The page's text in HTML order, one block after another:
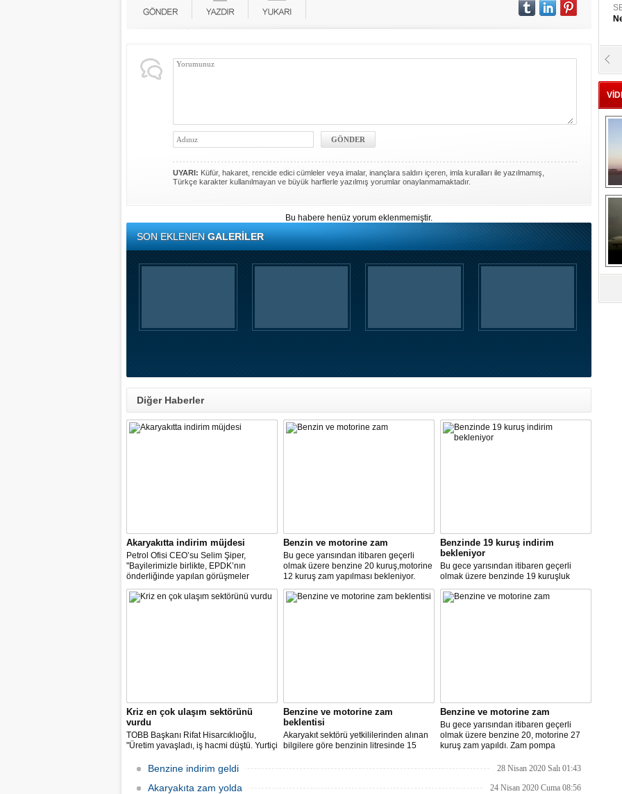
UYARI: Küfür, hakaret, rencide edici cümleler veya imalar, inançlara saldırı içeren, imla kuralları ile yazılmamış,
Türkçe karakter kullanılmayan ve büyük harflerle yazılmış yorumlar onaylanmamaktadır.
Bu habere henüz yorum eklenmemiştir.
SON EKLENENGALERİLER
Diğer Haberler
Akaryakıtta indirim müjdesi
Petrol Ofisi CEO’su Selim Şiper,
"Bayilerimizle birlikte, EPDK’nın
önderliğinde yapılan görüşmeler
sonucunda, dağıtım masraf
paylarımızdan fedakârlık ederek
Benzin ve motorine zam
Bu gece yarısından itibaren geçerli
olmak üzere benzine 20 kuruş,motorine
12 kuruş zam yapılması bekleniyor.
Benzinde 19 kuruş indirim
bekleniyor
Bu gece yarısından itibaren geçerli
olmak üzere benzinde 19 kuruşluk
indirim gerçekleşti.
Kriz en çok ulaşım sektörünü
vurdu
TOBB Başkanı Rifat Hisarcıklıoğlu,
"Üretim yavaşladı, iş hacmi düştü. Yurtiçi
sınırları kapattı, ihracat yavaşladı,
mallarımızı taşıyamaz hale geldik" dedi.
Benzine ve motorine zam
beklentisi
Akaryakıt sektörü yetkililerinden alınan
bilgilere göre benzinin litresinde 15
zam yapılması bekleniyor.
Benzine ve motorine zam
Bu gece yarısından itibaren geçerli
olmak üzere benzine 20, motorine 27
kuruş zam yapıldı. Zam pompa
Benzine indirim geldi 28 Nisan 2020 Salı 01:43
Akaryakıta zam yolda 24 Nisan 2020 Cuma 08:56